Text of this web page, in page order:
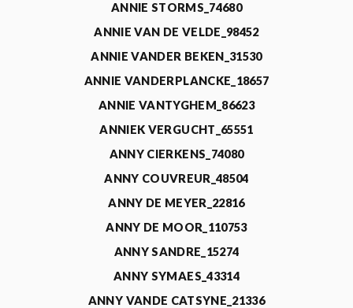
ANNIE STORMS_74680
ANNIE VAN DE VELDE_98452
ANNIE VANDER BEKEN_31530
ANNIE VANDERPLANCKE_18657
ANNIE VANTYGHEM_86623
ANNIEK VERGUCHT_65551
ANNY CIERKENS_74080
ANNY COUVREUR_48504
ANNY DE MEYER_22816
ANNY DE MOOR_110753
ANNY SANDRE_15274
ANNY SYMAES_43314
ANNY VANDE CATSYNE_21336